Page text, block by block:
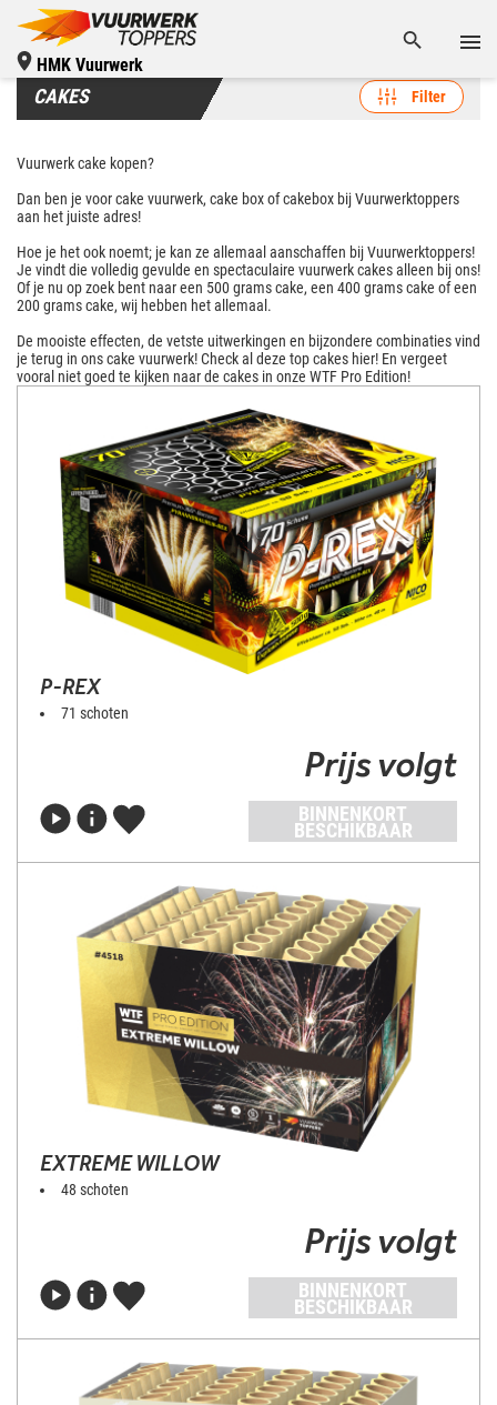
HMK Vuurwerk
CAKES Filter
Vuurwerk cake kopen?
Dan ben je voor cake vuurwerk, cake box of cakebox bij Vuurwerktoppers
aan het juiste adres!
Hoe je het ook noemt; je kan ze allemaal aanschaffen bij Vuurwerktoppers!
Je vindt die volledig gevulde en spectaculaire vuurwerk cakes alleen bij ons!
Of je nu op zoek bent naar een 500 grams cake, een 400 grams cake of een
200 grams cake, wij hebben het allemaal.
De mooiste effecten, de vetste uitwerkingen en bijzondere combinaties vind
je terug in ons cake vuurwerk! Check al deze top cakes hier! En vergeet
vooral niet goed te kijken naar de cakes in onze WTF Pro Edition!
P-REX
71 schoten
Prijs volgt
BINNENKORT
BESCHIKBAAR
EXTREME WILLOW
48 schoten
Prijs volgt
BINNENKORT
BESCHIKBAAR